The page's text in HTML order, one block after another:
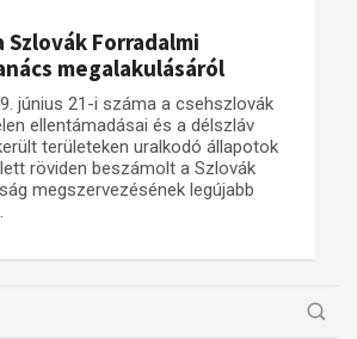
Műhelymunkák
Szlovák Forradalmi
megalakulásáról
június 21-i száma a csehszlovák
ellentámadásai és a délszláv
területeken uralkodó állapotok
röviden beszámolt a Szlovák
megszervezésének legújabb